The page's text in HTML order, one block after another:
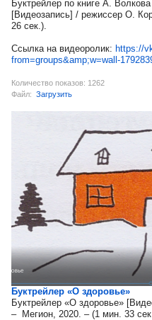
Буктрейлер по книге А.
[Видеозапись] / режиссер О.
26 сек.).
Ссылка на видеоролик: https://
from=groups&amp;w=wall-
Количество показов: 1262
Файл: Загрузить
Буктрейлер «О здоровье»
Буктрейлер «О здоровье»
– Мегион, 2020. – (1 мин. 33